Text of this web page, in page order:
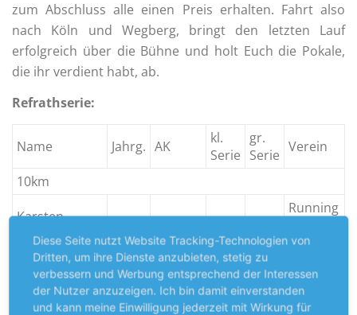
zum Abschluss alle einen Preis erhalten. Fahrt also
nach Köln und Wegberg, bringt den letzten Lauf
erfolgreich über die Bühne und holt Euch die Pokale,
die ihr verdient habt, ab.
Refrathserie:
Name Jahrg. AK
kl.
Serie
gr.
Serie Verein
10km
Karsten
Reisch
Running
Bedburg
Lisa-Marie
Kalkbrenner
1984 Frauen ja nein
Diese Seite nutzt Website Tracking-Technologien von
Dritten, um ihre Dienste anzubieten, stetig zu
verbessern und Werbung entsprechend der Interessen
der Nutzer anzuzeigen. Ich bin damit einverstanden
und kann meine Einwilligung jederzeit mit Wirkung für